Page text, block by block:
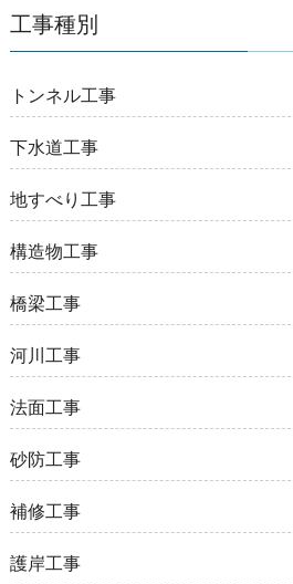
工事種別
トンネル工事
下水道工事
地すべり工事
構造物工事
橋梁工事
河川工事
法面工事
砂防工事
補修工事
護岸工事